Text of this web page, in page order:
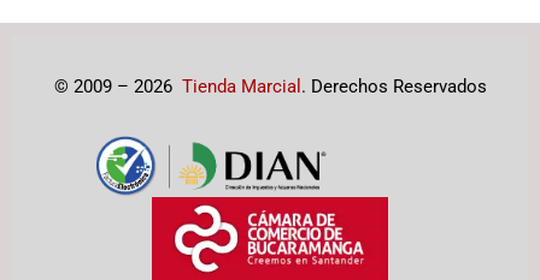
© 2009 – 2026 Tienda Marcial . Derechos Reservados